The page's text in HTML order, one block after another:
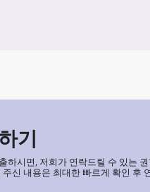
기
하시면, 저희가 연락드릴 수 있는
주신 내용은 최대한 빠르게 확인 후